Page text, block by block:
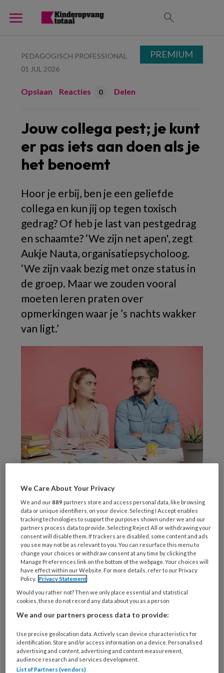
PEDAGOGISCH PROFESSIONAL
01 JUL 2026
Opslaan Reacties 0 Delen
Jouw collega pest; je kunt
er pas iets aan doen als je
het benoemt
Hoor je erbij, ben je een geliefde
collega en kun jij op tegen toxisch
gedrag? Of heb je last van pestgedrag
en schaamte? ‘We zijn net apen', zegt
Aukje Nauta, organisatiepsycholoog.
‘We zijn vaak bezig met onze status in
de groep. Maar we zouden vooral
moeten leren praten over
opmerkingen waar je ’s nachts wakker
van ligt.’
Tegenwoordig
REGISTREREN
Wil je dit artikel lezen?
Maak gratis een account aan en lees 2
artikelen gratis per maand
Al een account of abonnement?
Wat
is
PREMIUM
We Care About Your Privacy
We and our889 partners store and access personal data, like browsing
data or unique identifiers, on your device. Selecting I Accept enables
tracking technologies to support the purposes shown under we and our
partners process data to provide. Selecting Reject All or withdrawing your
consent will disable them. If trackers are disabled, some content and ads
you see may not be as relevant to you. You can resurface this menu to
change your choices or withdraw consent at any time by clicking the
Manage Preferences link on the bottom of the webpage. Your choices will
have effect within our Website. For more details, refer to our Privacy
Policy. Privacy Statement
Would you rather not? Then we only place essential and statistical
cookies, these do not record any data about you as a person
We and our partners process data to provide:
Use precise geolocation data. Actively scan device characteristics for
identification. Store and/or access information on a device. Personalised
advertising and content, advertising and content measurement,
audience research and services development.
List of Partners (vendors)